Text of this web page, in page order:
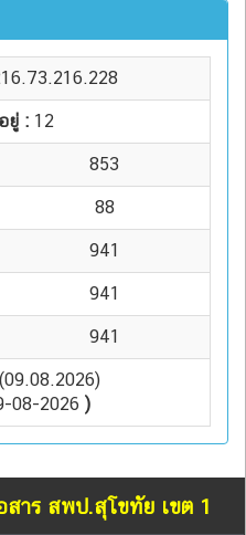
ยู่ : 12
853
88
941
941
941
08-2026 )
สาร สพป.สุโขทัย เขต 1